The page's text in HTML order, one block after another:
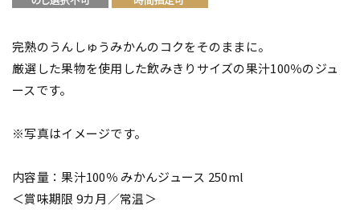
完熟のうんしゅうみかんのコクをそのままに。
厳選した果物を使用した飲みきりサイズの果汁100％のジュ
ースです。
※写真はイメージです。
内容量：果汁100％ みかんジュース 250ml
＜賞味期限 9カ月／常温＞